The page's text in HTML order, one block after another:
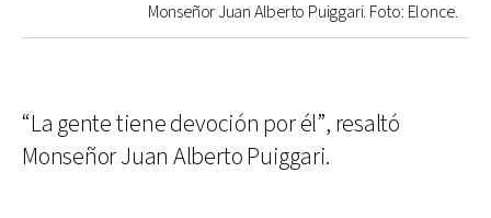
Monseñor Juan Alberto Puiggari. Foto: Elonce.
“La gente tiene devoción por él”, resaltó
Monseñor Juan Alberto Puiggari.